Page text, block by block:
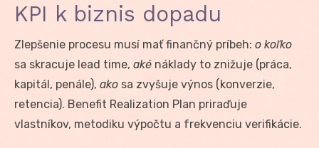
KPI k biznis dopadu
Zlepšenie procesu musí mať finančný príbeh: o koľko
sa skracuje lead time, aké náklady to znižuje (práca,
kapitál, penále), ako sa zvyšuje výnos (konverzie,
retencia). Benefit Realization Plan priraďuje
vlastníkov, metodiku výpočtu a frekvenciu verifikácie.